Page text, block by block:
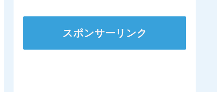
スポンサーリンク